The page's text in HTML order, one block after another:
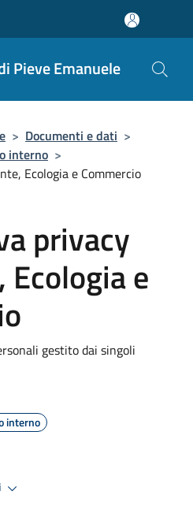
Pieve Emanuele
> Documenti e dati >
interno >
Ecologia e Commercio
privacy
e
gestito dai singoli
interno